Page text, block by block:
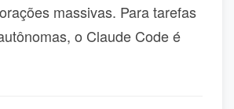
massivas. Para tarefas
o Claude Code é